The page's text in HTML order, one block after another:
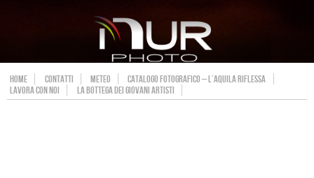
HOME CONTATTI METEO
CATALOGO FOTOGRAFICO – L’AQUILA RIFLESSA
LAVORA CON NOI
LA BOTTEGA DEI GIOVANI ARTISTI